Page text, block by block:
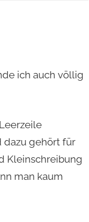
ich auch völlig
dazu gehört für
Kleinschreibung
man kaum